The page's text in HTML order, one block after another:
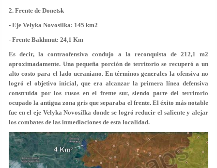
2. Frente de Donetsk
- Eje Velyka Novosilka: 145 km2
- Frente Bakhmut: 24,1 Km
Es decir, la contraofensiva condujo a la reconquista de 212,1 m2
aproximadamente. Una pequeña porción de territorio se recuperó a un
alto costo para el lado ucraniano. En términos generales la ofensiva no
logró el objetivo inicial, que era alcanzar la primera línea defensiva
construida por los rusos en el frente sur, siendo parte del territorio
ocupado la antigua zona gris que separaba el frente. El éxito más notable
fue en el eje Velyka Novosilka donde se logró reducir el saliente y alejar
los combates de las inmediaciones de esta localidad.